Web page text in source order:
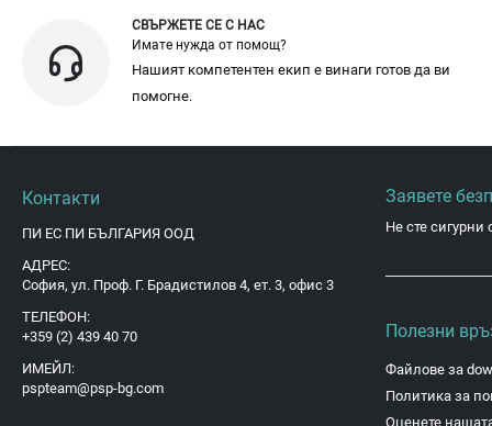
СВЪРЖЕТЕ СЕ С НАС
Имате нужда от помощ?
Нашият компетентен екип е винаги готов да ви
помогне.
Контакти
ПИ ЕС ПИ БЪЛГАРИЯ ООД
АДРЕС:
София, ул. Проф. Г. Брадистилов 4, ет. 3, офис 3
ТЕЛЕФОН:
+359 (2) 439 40 70
ИМЕЙЛ:
pspteam@psp-bg.com
Заявете
Не сте сигурни
Полезни
Файлове за
Политика за
Оценете